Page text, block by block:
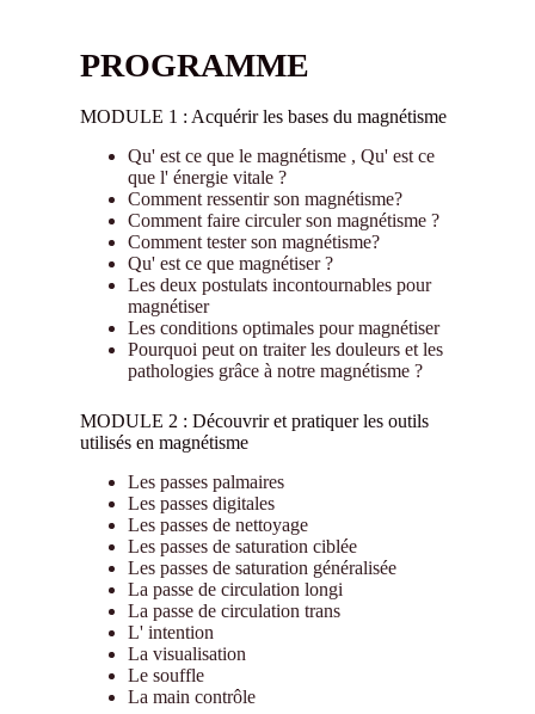
PROGRAMME
MODULE 1 : Acquérir les bases du magnétisme
Qu' est ce que le magnétisme , Qu' est ce
que l' énergie vitale ?
Comment ressentir son magnétisme?
Comment faire circuler son magnétisme ?
Comment tester son magnétisme?
Qu' est ce que magnétiser ?
Les deux postulats incontournables pour
magnétiser
Les conditions optimales pour magnétiser
Pourquoi peut on traiter les douleurs et les
pathologies grâce à notre magnétisme ?
MODULE 2 : Découvrir et pratiquer les outils
utilisés en magnétisme
Les passes palmaires
Les passes digitales
Les passes de nettoyage
Les passes de saturation ciblée
Les passes de saturation généralisée
La passe de circulation longi
La passe de circulation trans
L' intention
La visualisation
Le souffle
La main contrôle